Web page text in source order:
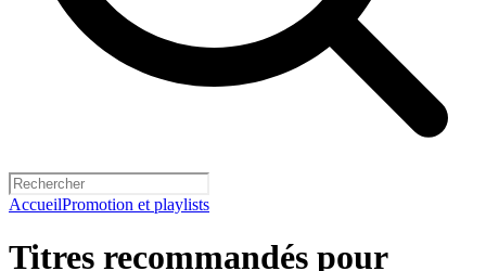
AccueilPromotion et playlists
Titres recommandés pour